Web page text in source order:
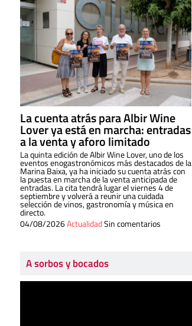
La cuenta atrás para Albir Wine
Lover ya está en marcha: entradas
a la venta y aforo limitado
La quinta edición de Albir Wine Lover, uno de los
eventos enogastronómicos más destacados de la
Marina Baixa, ya ha iniciado su cuenta atrás con
la puesta en marcha de la venta anticipada de
entradas. La cita tendrá lugar el viernes 4 de
septiembre y volverá a reunir una cuidada
selección de vinos, gastronomía y música en
directo.
04/08/2026ActualidadSin comentarios
A sorbos y bocados